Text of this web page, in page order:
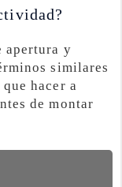
apertura y
similares
hacer a
de montar